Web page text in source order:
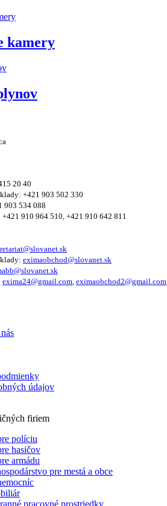
kamery
20 40
+421 903 502 330
903 534 088
910 964 510, +421 910 642 811
eximaobchod@slovanet.sk
exima24@gmail.com eximaobchod2@gmail.com
údajov
firiem
políciu
hasičov
armádu
pre mestá a obce
pracovné prostriedky